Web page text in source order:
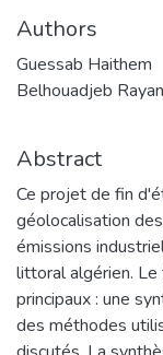
Authors
Guessab Haithem
Belhouadjeb Rayan
Abstract
Ce projet de fin
géolocalisation
émissions
littoral algérien.
principaux : une
des méthodes